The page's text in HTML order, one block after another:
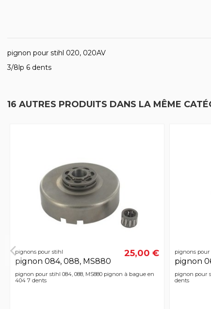
pignon pour stihl 020, 020AV
3/8lp 6 dents
16 AUTRES PRODUITS DANS LA MÊME
pignons pour stihl
pignon 084, 088, MS880
25,00 €
pignon pour stihl 084, 088, MS880 pignon à bague en
404 7 dents
pignons pour
pignon
pignon pour
dents